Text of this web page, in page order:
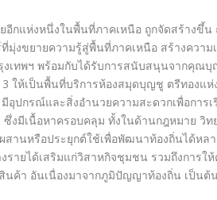
กแห่งหนึ่งในพื้นที่ภาคเหนือ ถูกจัดสร้างขึ้
งขยายความรู้สู่พื้นที่ภาคเหนือ สร้างความ
เทพฯ พร้อมกับได้รับการสนับสนุนจากคุณบุ
ให้เป็นพื้นที่บริการห้องสมุดบุญชู ตรีทองแห่
ปกรณ์และสิ่งอำนวยความสะดวกเพื่อการเ
งมีเนื้อหาครอบคลุม ทั้งในด้านกฎหมาย วิท
านหรือประยุกต์ใช้เพื่อพัฒนาท้องถิ่นได้หล
ายได้เสริมแก่วิสาหกิจชุมชน รวมถึงการให้
ค้า อันเนื่องมาจากภูมิปัญญาท้องถิ่น เป็นต้น